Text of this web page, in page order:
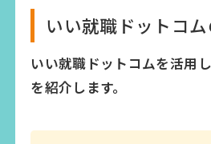
いい就職ドットコ
いい就職ドットコムを活用
を紹介します。